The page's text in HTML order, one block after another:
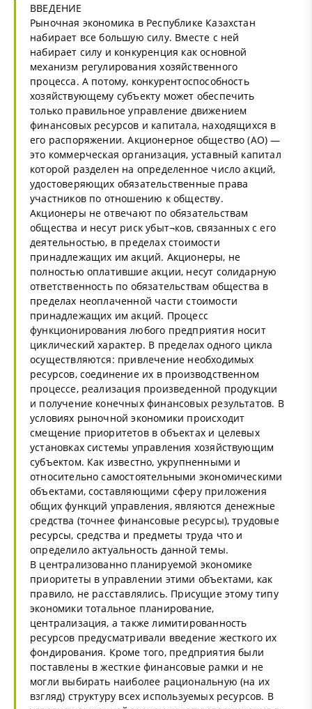
ВВЕДЕНИЕ
Рыночная экономика в Республике Казахстан
набирает все большую силу. Вместе с ней
набирает силу и конкуренция как основной
механизм регулирования хозяйственного
процесса. А потому, конкурентоспособность
хозяйствующему субъекту может обеспечить
только правильное управление движением
финансовых ресурсов и капитала, находящихся в
его распоряжении. Акционерное общество (АО) —
это коммерческая организация, уставный капитал
которой разделен на определенное число акций,
удостоверяющих обязательственные права
участников по отношению к обществу.
Акционеры не отвечают по обязательствам
общества и несут риск убыт¬ков, связанных с его
деятельностью, в пределах стоимости
принадлежащих им акций. Акционеры, не
полностью оплатившие акции, несут солидарную
ответственность по обязательствам общества в
пределах неоплаченной части стоимости
принадлежащих им акций. Процесс
функционирования любого предприятия носит
циклический характер. В пределах одного цикла
осуществляются: привлечение необходимых
ресурсов, соединение их в производственном
процессе, реализация произведенной продукции
и получение конечных финансовых результатов. В
условиях рыночной экономики происходит
смещение приоритетов в объектах и целевых
установках системы управления хозяйствующим
субъектом. Как известно, укрупненными и
относительно самостоятельными экономическими
объектами, составляющими сферу приложения
общих функций управления, являются денежные
средства (точнее финансовые ресурсы), трудовые
ресурсы, средства и предметы труда что и
определило актуальность данной темы.
В централизованно планируемой экономике
приоритеты в управлении этими объектами, как
правило, не расставлялись. Присущие этому типу
экономики тотальное планирование,
централизация, а также лимитированность
ресурсов предусматривали введение жесткого их
фондирования. Кроме того, предприятия были
поставлены в жесткие финансовые рамки и не
могли выбирать наиболее рациональную (на их
взгляд) структуру всех используемых ресурсов. В